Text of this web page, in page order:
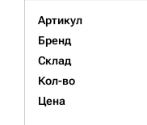
Артикул
Бренд
Склад
Кол-во
Цена